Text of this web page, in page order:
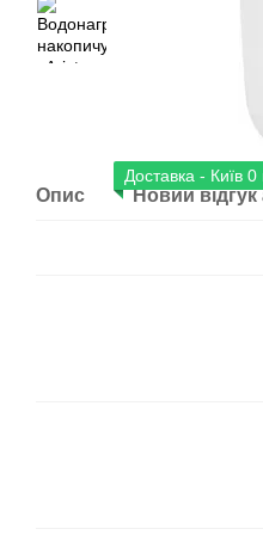
Доставка - Київ 0
Опис Новий